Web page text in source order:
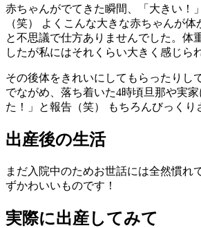
赤ちゃんがでてきた瞬間、「大きい！
（笑） よくこんな大きな赤ちゃんが
と不思議で仕方ありませんでした。体
したが私にはそれくらい大きく感じら
その後体をきれいにしてもらったりし
でながめ、落ち着いた4時頃旦那や実
た！」と報告（笑） もちろんびっくり
出産後の生活
まだ入院中のためお世話には全然慣れ
ずかわいいものです！
実際に出産してみて